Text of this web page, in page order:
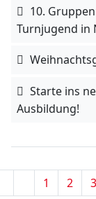
10.
Turnjugend in
Starte ins
Ausbildung!
1 2 3